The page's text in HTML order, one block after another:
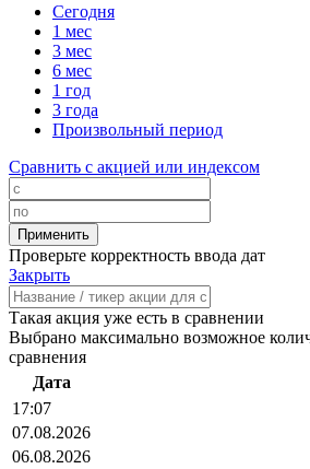
Сегодня
1 мес
3 мес
6 мес
1 год
3 года
Произвольный период
Сравнить с акцией или индексом
Проверьте корректность ввода дат
Закрыть
Такая акция уже есть в сравнении
Выбрано максимально возможное
сравнения
Дата
17:07
07.08.2026
06.08.2026